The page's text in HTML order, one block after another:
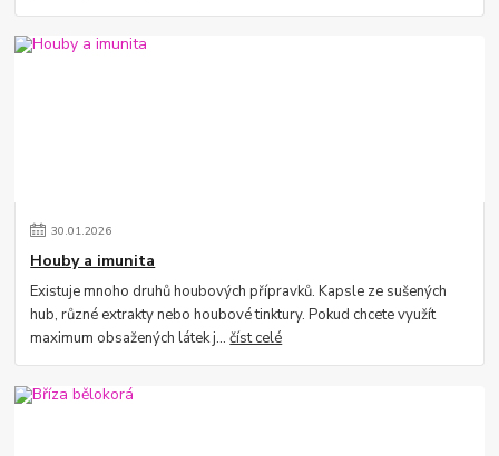
30.01.2026
Houby a imunita
Existuje mnoho druhů houbových přípravků. Kapsle ze sušených
hub, různé extrakty nebo houbové tinktury. Pokud chcete využít
maximum obsažených látek j...číst celé